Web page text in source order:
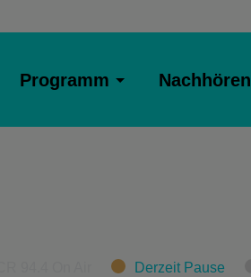
Programm Nachhören
Derzeit Pause